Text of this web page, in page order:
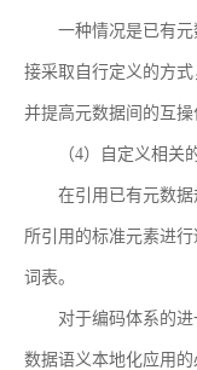
一种情况是已有
接采取自行定义的方
并提高元数据间的互
（4）自定义相关
在引用已有元数
所引用的标准元素进
词表。
对于编码体系的
数据语义本地化应用